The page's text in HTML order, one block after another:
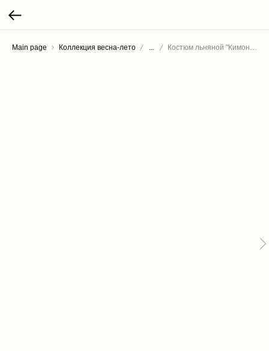
Main page Коллекция весна-лето